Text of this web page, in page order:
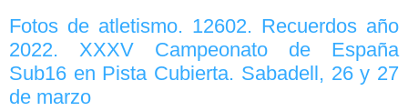
Fotos de atletismo. 12602. Recuerdos año
2022. XXXV Campeonato de España
Sub16 en Pista Cubierta. Sabadell, 26 y 27
de marzo